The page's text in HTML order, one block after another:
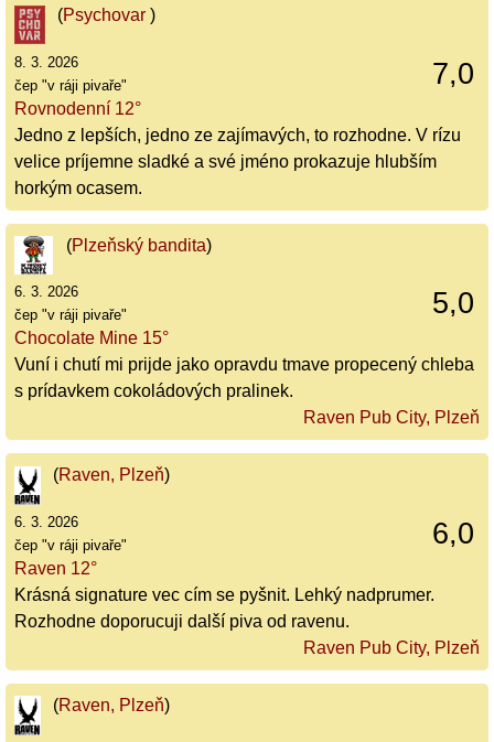
(Psychovar )
7,0
8. 3. 2026
čep "v ráji pivaře"
Rovnodenní 12°
Jedno z lepších, jedno ze zajímavých, to rozhodne. V rízu
velice príjemne sladké a své jméno prokazuje hlubším
horkým ocasem.
(Plzeňský bandita)
5,0
6. 3. 2026
čep "v ráji pivaře"
Chocolate Mine 15°
Vuní i chutí mi prijde jako opravdu tmave propecený chleba
s prídavkem cokoládových pralinek.
Raven Pub City, Plzeň
(Raven, Plzeň)
6,0
6. 3. 2026
čep "v ráji pivaře"
Raven 12°
Krásná signature vec cím se pyšnit. Lehký nadprumer.
Rozhodne doporucuji další piva od ravenu.
Raven Pub City, Plzeň
(Raven, Plzeň)